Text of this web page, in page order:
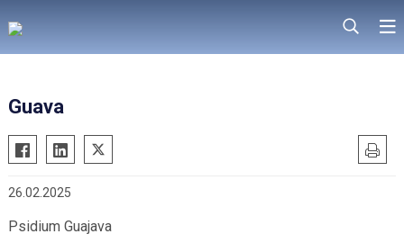
Guava
26.02.2025
Psidium Guajava